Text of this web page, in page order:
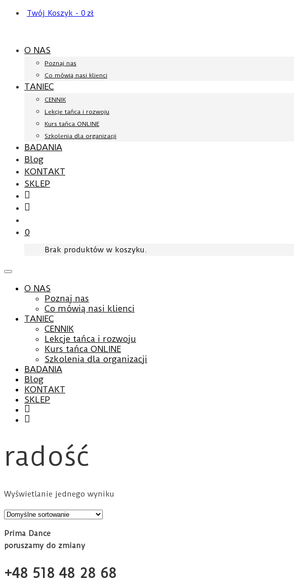
Twój Koszyk - 0 zł
O NAS
Poznaj nas
Co mówią nasi klienci
TANIEC
CENNIK
Lekcje tańca i rozwoju
Kurs tańca ONLINE
Szkolenia dla organizacji
BADANIA
Blog
KONTAKT
SKLEP
0
Brak produktów w koszyku.
O NAS
Poznaj nas
Co mówią nasi klienci
TANIEC
CENNIK
Lekcje tańca i rozwoju
Kurs tańca ONLINE
Szkolenia dla organizacji
BADANIA
Blog
KONTAKT
SKLEP
radość
Wyświetlanie jednego wyniku
Prima Dance
poruszamy do zmiany
+48 518 48 28 68